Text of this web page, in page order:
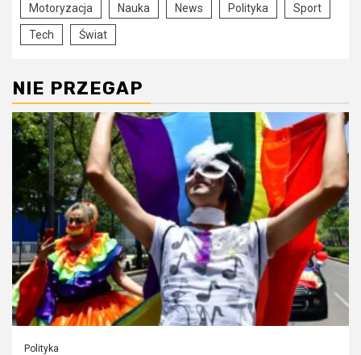
Motoryzacja Nauka News Polityka Sport
Tech Świat
NIE PRZEGAP
Polityka